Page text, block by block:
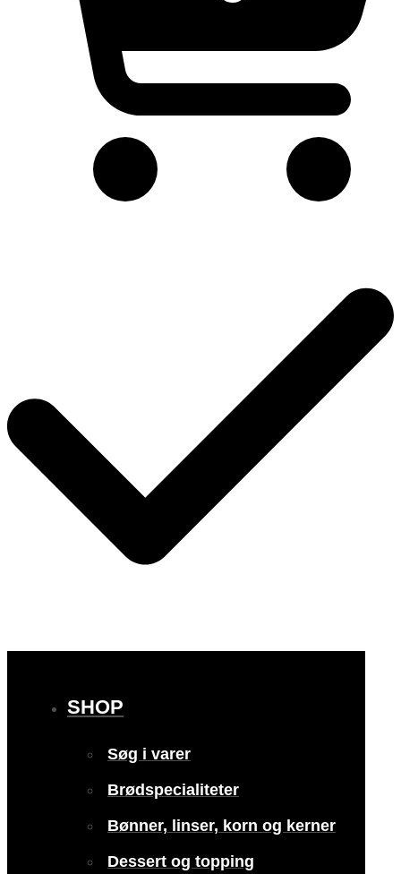
SHOP
Søg i varer
Brødspecialiteter
Bønner, linser, korn og kerner
Dessert og topping